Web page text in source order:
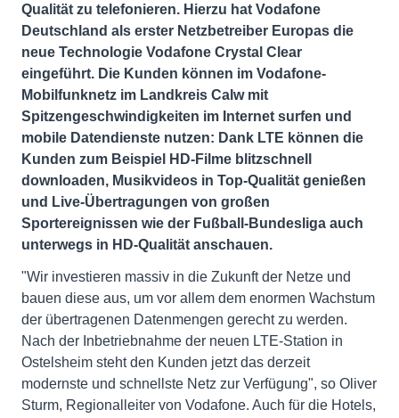
Qualität zu telefonieren. Hierzu hat Vodafone
Deutschland als erster Netzbetreiber Europas die
neue Technologie Vodafone Crystal Clear
eingeführt. Die Kunden können im Vodafone-
Mobilfunknetz im Landkreis Calw mit
Spitzengeschwindigkeiten im Internet surfen und
mobile Datendienste nutzen: Dank LTE können die
Kunden zum Beispiel HD-Filme blitzschnell
downloaden, Musikvideos in Top-Qualität genießen
und Live-Übertragungen von großen
Sportereignissen wie der Fußball-Bundesliga auch
unterwegs in HD-Qualität anschauen.
"Wir investieren massiv in die Zukunft der Netze und
bauen diese aus, um vor allem dem enormen Wachstum
der übertragenen Datenmengen gerecht zu werden.
Nach der Inbetriebnahme der neuen LTE-Station in
Ostelsheim steht den Kunden jetzt das derzeit
modernste und schnellste Netz zur Verfügung", so Oliver
Sturm, Regionalleiter von Vodafone. Auch für die Hotels,